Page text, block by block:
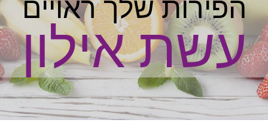
הפירות שלך ראויים
עשת אילון